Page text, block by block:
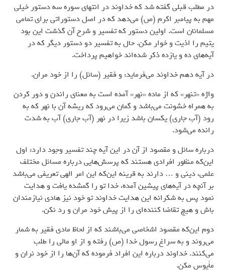
در مطلب قبلی گفته شد که خداوند در انتهای سوره سه دستور خیلی
مهم به پیامبر اکرم (ص) می‌دهد که در اصل دستوراتی برای تمامی
مسلمانان است. اولین دستور که تفسیر و شرح آن گذشت این بود
یتیم را اذیت و خوار مکن. حال به تفسیر دو دستور دیگر که در
آیه‌های ده و یازده ذکر شده‌اند خواهیم پرداخت.
در آیه دهم خداوند می‌فرماید: و فقیر (سائل) را از خود مران.
واژه «تنهر» که از ماده «نهر» آمده است به معنای راندن و دور کردن
به همراه خشونت می‌باشد و گمان می‌رود که ریشه آن با نهر که به
رود (آب جاری) یکسان باشد زیرا در نهر (آب جاری) آب به شدت
رانده می‌شود.
درباره سائل و مقصود از آن در این آیه چند تفسیر وجود دارد: اول
این‌که منظور افرادی هستند که پرسش‌هایی درباره مسائل مختلف
علمی، دینی و … دارند به قرینه این‌که این امر الهی تعریفی می‌باشد
بر آنچه در آیه‌های پیشین آمده، خدا تو را گمشده یافت و هدایت
نمود پس به شکرانه این هدایت خداوند تو خود نیز هادی نیازمندان
باش و هیچ تقاضا کننده‌ای را از پیش خود مران و رد نکن.
دوم این‌که مقصود اشخاصی می‌باشند که از لحاظ مادی فقیر به شمار
می‌روند و به سراغ رسول خدا (ص) رفته و از او مالی را طلب
می‌کنند. خداوند درباره این افراد فرموده که آن‌ها را از خود نران و
مأیوس مکن.